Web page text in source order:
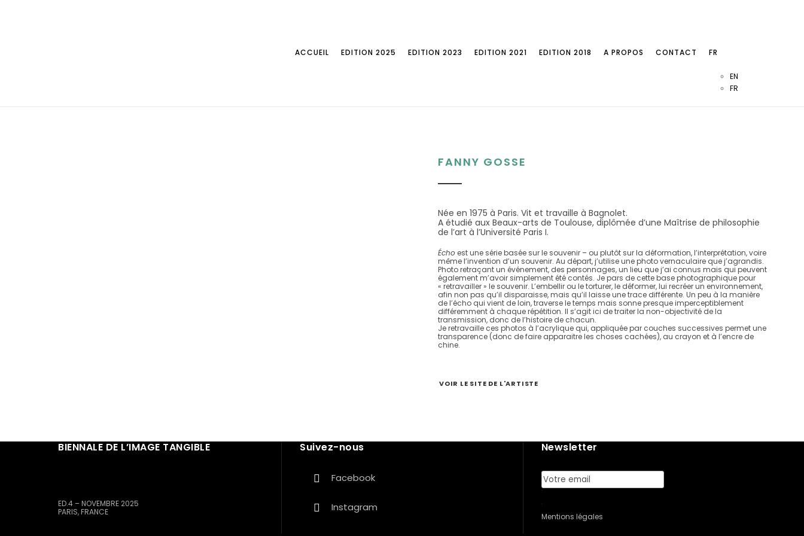
ACCUEIL EDITION 2025 EDITION 2023 EDITION 2021 EDITION 2018 A PROPOS CONTACT FR
EN
FR
FANNY GOSSE
Née en 1975 à Paris. Vit et travaille à Bagnolet.
A étudié aux Beaux-arts de Toulouse, diplômée d’une Maîtrise de philosophie
de l’art à l’Université Paris I.
Écho est une série basée sur le souvenir – ou plutôt sur la déformation, l’interprétation, voire
même l’invention d’un souvenir. Au départ, j’utilise une photo vernaculaire que j’agrandis.
Photo retraçant un événement, des personnages, un lieu que j’ai connus mais qui peuvent
également m’avoir simplement été contés. Je pars de cette base photographique pour
« retravailler » le souvenir. L’embellir ou le torturer, le déformer, lui recréer un environnement,
afin non pas qu’il disparaisse, mais qu’il laisse une trace différente. Un peu à la manière
de l’écho qui vient de loin, traverse le temps mais sonne presque imperceptiblement
différemment à chaque répétition. Il s’agit ici de traiter la non-objectivité de la
transmission, donc de l’histoire de chacun.
Je retravaille ces photos à l’acrylique qui, appliquée par couches successives permet une
transparence (donc de faire apparaitre les choses cachées), au crayon et à l’encre de
chine.
VOIR LE SITE DE L'ARTISTE
BIENNALE DE L’IMAGE TANGIBLE
ED.4 – NOVEMBRE 2025
PARIS, FRANCE
Suivez-nous
Facebook
Instagram
Newsletter
Mentions légales